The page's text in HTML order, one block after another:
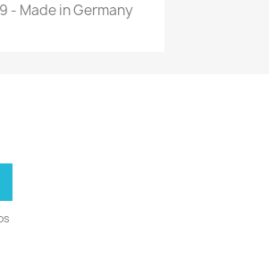
- Made in Germany